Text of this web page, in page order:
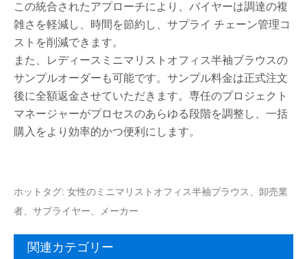
この統合されたアプローチにより、バイヤーは調達の複
雑さを軽減し、時間を節約し、サプライ チェーン管理コ
ストを削減できます。
また、レディースミニマリストオフィス半袖ブラウスの
サンプルオーダーも可能です。サンプル料金は正式注文
後に全額返金させていただきます。専任のプロジェクト
マネージャーがプロセスのあらゆる段階を調整し、一括
購入をより効率的かつ便利にします。
ホットタグ: 女性のミニマリストオフィス半袖ブラウス、卸売業
者、サプライヤー、メーカー
関連カテゴリー